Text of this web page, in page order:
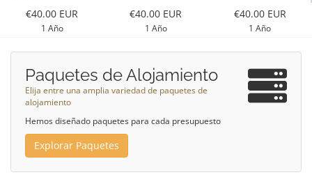
€40.00 EUR
1 Año
€40.00 EUR
1 Año
€40.00 EUR
1 Año
Paquetes de Alojamiento
Elija entre una amplia variedad de paquetes de
alojamiento
Hemos diseñado paquetes para cada presupuesto
Explorar Paquetes